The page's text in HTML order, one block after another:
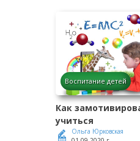
Воспитание детей
Как
учиться
Ольга Юрковская